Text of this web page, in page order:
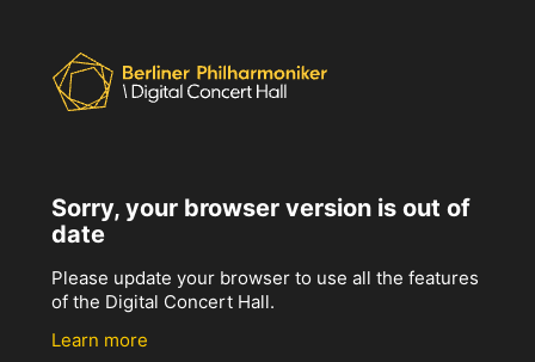
Sorry, your browser version is out of
date
Please update your browser to use all the features
of the Digital Concert Hall.
Learn more